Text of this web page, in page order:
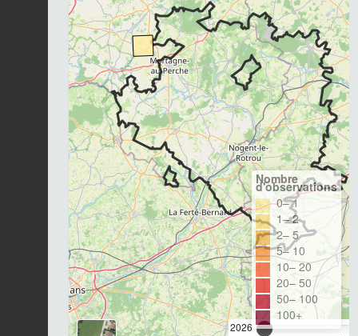
2026
Nombre
d'observations
0– 1
1– 2
2– 5
5– 10
10– 20
20– 50
50– 100
100+